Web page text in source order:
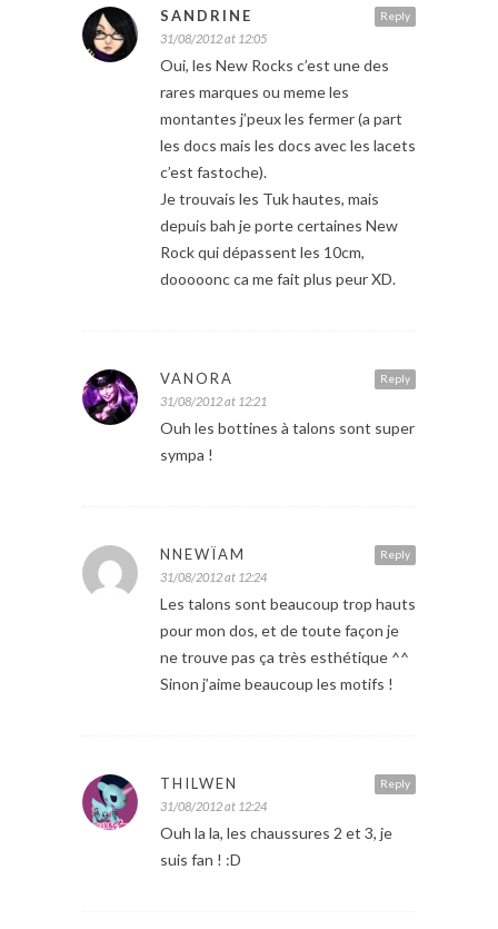
Reply
SANDRINE
31/08/2012 at 12:05
Oui, les New Rocks c’est une des
rares marques ou meme les
montantes j’peux les fermer (a part
les docs mais les docs avec les lacets
c’est fastoche).
Je trouvais les Tuk hautes, mais
depuis bah je porte certaines New
Rock qui dépassent les 10cm,
dooooonc ca me fait plus peur XD.
Reply
VANORA
31/08/2012 at 12:21
Ouh les bottines à talons sont super
sympa !
Reply
NNEWÏAM
31/08/2012 at 12:24
Les talons sont beaucoup trop hauts
pour mon dos, et de toute façon je
ne trouve pas ça très esthétique ^^
Sinon j’aime beaucoup les motifs !
Reply
THILWEN
31/08/2012 at 12:24
Ouh la la, les chaussures 2 et 3, je
suis fan ! :D